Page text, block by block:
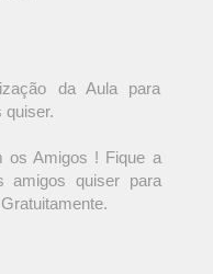
da Aula para
quiser.
os Amigos ! Fique a
amigos quiser para